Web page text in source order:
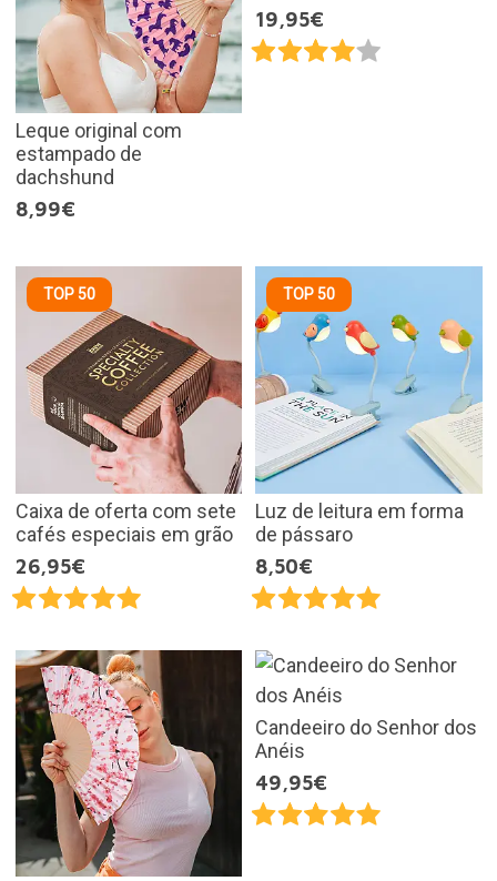
Leque original com
estampado de
dachshund
8,99€
19,95€
TOP 50
Caixa de oferta com sete
cafés especiais em grão
26,95€
TOP 50
Luz de leitura em forma
de pássaro
8,50€
Candeeiro do Senhor dos
Anéis
49,95€